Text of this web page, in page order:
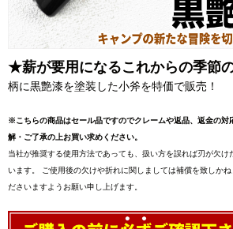
★薪が要用になるこれからの季節
柄に黒艶漆を塗装した小斧を特価で販売！
※こちらの商品はセール品ですのでクレームや返品、返金の対
解・ご了承の上お買い求めください。
当社が推奨する使用方法であっても、扱い方を誤れば刃が欠
います。 ご使用後の欠けや折れに関しましては補償を致しか
ださいますようお願い申し上げます。